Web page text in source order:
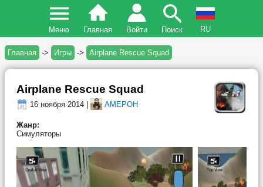
Меню Главная Войти Поиск RU
Главная -> Игры -> Airplane Rescue Squad
Airplane Rescue Squad
16 ноября 2014 | AMEPOH
Жанр:
Симуляторы